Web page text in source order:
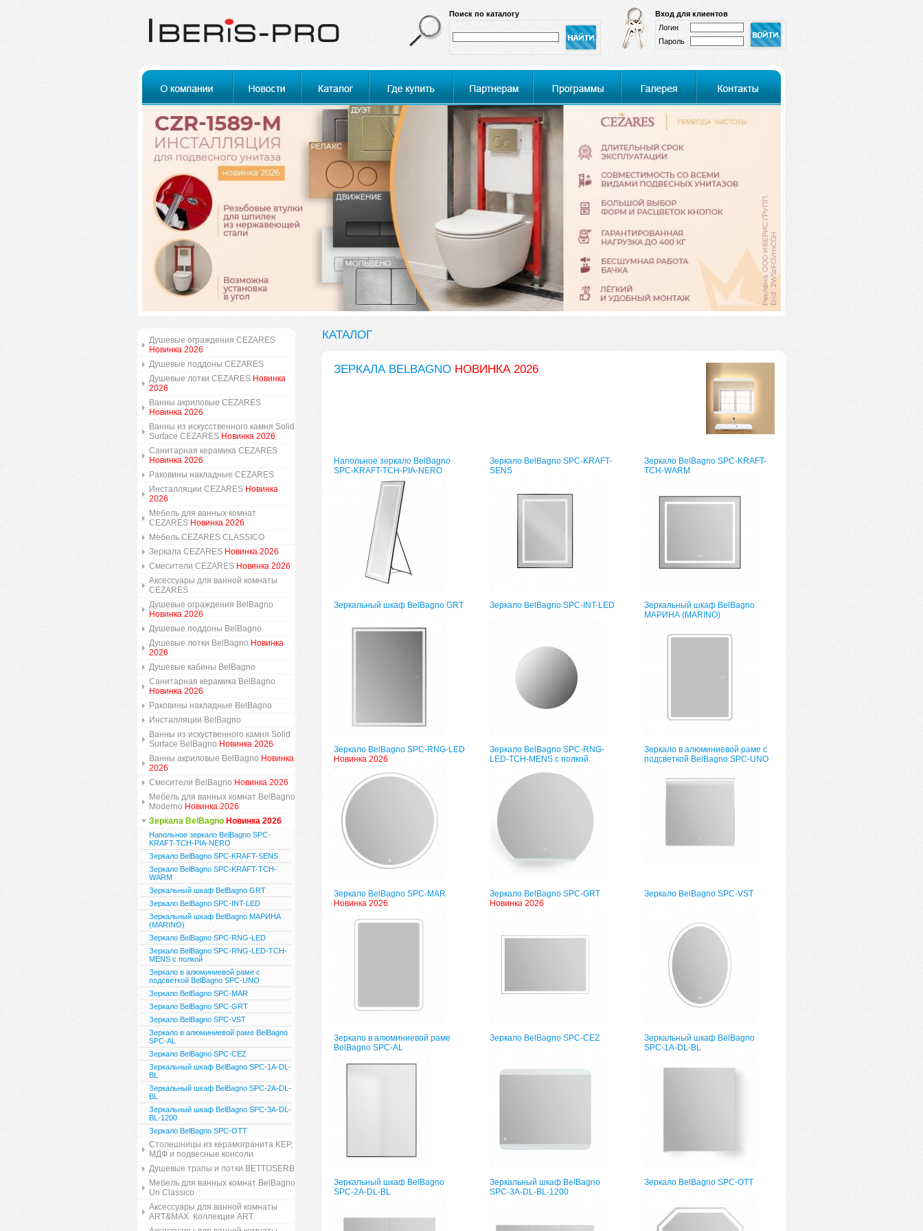
Вход для клиентов
Логин
Пароль
Поиск по каталогу
Душевые ограждения CEZARES
Новинка 2026
Душевые поддоны CEZARES
Душевые лотки CEZARES Новинка
2026
Ванны акриловые CEZARES
Новинка 2026
Ванны из искусственного камня Solid
Surface CEZARES Новинка 2026
Санитарная керамика CEZARES
Новинка 2026
Раковины накладные CEZARES
Инсталляции CEZARES Новинка
2026
Мебель для ванных комнат
CEZARES Новинка 2026
Мебель CEZARES CLASSICO
Зеркала CEZARES Новинка 2026
Смесители CEZARES Новинка 2026
Аксессуары для ванной комнаты
CEZARES
Душевые ограждения BelBagno
Новинка 2026
Душевые поддоны BelBagno
Душевые лотки BelBagno Новинка
2026
Душевые кабины BelBagno
Санитарная керамика BelBagno
Новинка 2026
Раковины накладные BelBagno
Инсталляции BelBagno
Ванны из искуственного камня Solid
Surface BelBagno Новинка 2026
Ванны акриловые BelBagno Новинка
2026
Смесители BelBagno Новинка 2026
Мебель для ванных комнат BelBagno
Moderno Новинка 2026
Зеркала BelBagno Новинка 2026
Напольное зеркало BelBagno SPC-
KRAFT-TCH-PIA-NERO
Зеркало BelBagno SPC-KRAFT-SENS
Зеркало BelBagno SPC-KRAFT-TCH-
WARM
Зеркальный шкаф BelBagno GRT
Зеркало BelBagno SPC-INT-LED
Зеркальный шкаф BelBagno МАРИНА
(MARINO)
Зеркало BelBagno SPC-RNG-LED
Зеркало BelBagno SPC-RNG-LED-TCH-
MENS с полкой
Зеркало в алюминиевой раме с
подсветкой BelBagno SPC-UNO
Зеркало BelBagno SPC-MAR
Зеркало BelBagno SPC-GRT
Зеркало BelBagno SPC-VST
Зеркало в алюминиевой раме BelBagno
SPC-AL
Зеркало BelBagno SPC-CEZ
Зеркальный шкаф BelBagno SPC-1A-DL-
BL
Зеркальный шкаф BelBagno SPC-2A-DL-
BL
Зеркальный шкаф BelBagno SPC-3A-DL-
BL-1200
Зеркало BelBagno SPC-OTT
Столешницы из керамогранита KEP,
МДФ и подвесные консоли
Душевые трапы и лотки BETTOSERB
Мебель для ванных комнат BelBagno
Un Classico
Аксессуары для ванной комнаты
ART&MAX. Коллекция ART.
КАТАЛОГ
ЗЕРКАЛА BELBAGNO НОВИНКА 2026
Напольное зеркало BelBagno
SPC-KRAFT-TCH-PIA-NERO
Зеркало BelBagno SPC-KRAFT-
SENS
Зеркало BelBagno SPC-KRAFT-
TCH-WARM
Зеркальный шкаф BelBagno GRT Зеркало BelBagno SPC-INT-LED
Зеркальный шкаф BelBagno
МАРИНА (MARINO)
Зеркало BelBagno SPC-RNG-LED
Новинка 2026
Зеркало BelBagno SPC-RNG-
LED-TCH-MENS с полкой
Зеркало в алюминиевой раме с
подсветкой BelBagno SPC-UNO
Зеркало BelBagno SPC-MAR
Новинка 2026
Зеркало BelBagno SPC-GRT
Новинка 2026
Зеркало BelBagno SPC-VST
Зеркало в алюминиевой раме
BelBagno SPC-AL
Зеркало BelBagno SPC-CEZ
Зеркальный шкаф BelBagno
SPC-1A-DL-BL
Зеркальный шкаф BelBagno
SPC-2A-DL-BL
Зеркальный шкаф BelBagno
SPC-3A-DL-BL-1200
Зеркало BelBagno SPC-OTT